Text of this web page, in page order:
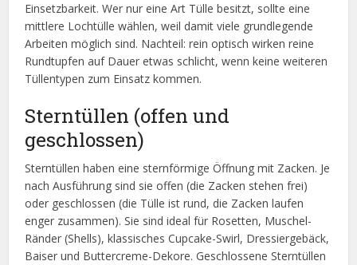
Einsetzbarkeit. Wer nur eine Art Tülle besitzt, sollte eine
mittlere Lochtülle wählen, weil damit viele grundlegende
Arbeiten möglich sind. Nachteil: rein optisch wirken reine
Rundtupfen auf Dauer etwas schlicht, wenn keine weiteren
Tüllentypen zum Einsatz kommen.
Sterntüllen (offen und
geschlossen)
Sterntüllen haben eine sternförmige Öffnung mit Zacken. Je
nach Ausführung sind sie offen (die Zacken stehen frei)
oder geschlossen (die Tülle ist rund, die Zacken laufen
enger zusammen). Sie sind ideal für Rosetten, Muschel-
Ränder (Shells), klassisches Cupcake-Swirl, Dressiergebäck,
Baiser und Buttercreme-Dekore. Geschlossene Sterntüllen